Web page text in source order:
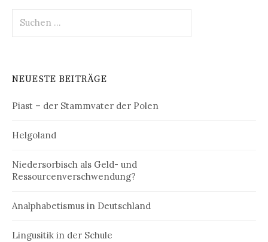
nach:
NEUESTE BEITRÄGE
Piast – der Stammvater der Polen
Helgoland
Niedersorbisch als Geld- und
Ressourcenverschwendung?
Analphabetismus in Deutschland
Lingusitik in der Schule